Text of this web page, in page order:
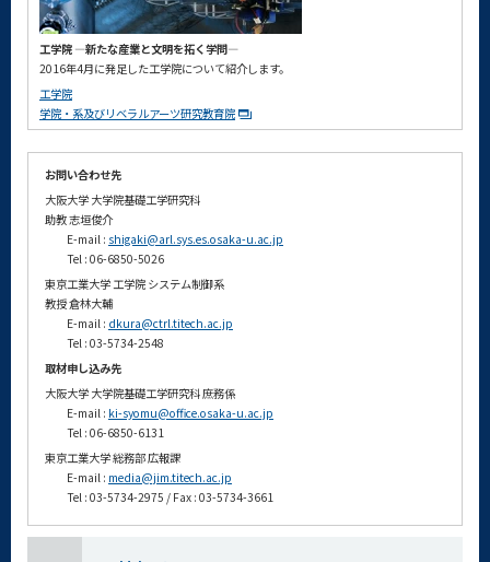
工学院 ―新たな産業と文明を拓く学問―
2016年4月に発足した工学院について紹介します。
工学院
学院・系及びリベラルアーツ研究教育院
お問い合わせ先
大阪大学 大学院基礎工学研究科
助教 志垣俊介
E-mail : shigaki@arl.sys.es.osaka-u.ac.jp
Tel : 06-6850-5026
東京工業大学 工学院 システム制御系
教授 倉林大輔
E-mail : dkura@ctrl.titech.ac.jp
Tel : 03-5734-2548
取材申し込み先
大阪大学 大学院基礎工学研究科 庶務係
E-mail : ki-syomu@office.osaka-u.ac.jp
Tel : 06-6850-6131
東京工業大学 総務部 広報課
E-mail : media@jim.titech.ac.jp
Tel : 03-5734-2975 / Fax : 03-5734-3661